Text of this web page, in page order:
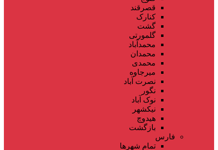
قصرقند
کنارک
گشت
گلمورتی
محمدآباد
محمدان
محمدی
میرجاوه
نصرت آباد
نگور
نوک آباد
نیکشهر
هیدوچ
بازگشت
فارس
تمام شهر‌ها